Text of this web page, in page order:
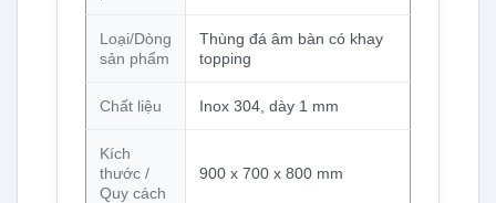
Loại/Dòng
sản phẩm
Thùng đá âm bàn có khay
topping
Chất liệu Inox 304, dày 1 mm
Kích
thước /
Quy cách
900 x 700 x 800 mm